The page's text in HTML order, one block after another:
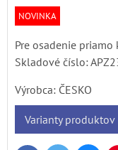
NOVINKA
Pre osadenie priamo
Skladové číslo:
Výrobca: ČESKO
Varianty produktov